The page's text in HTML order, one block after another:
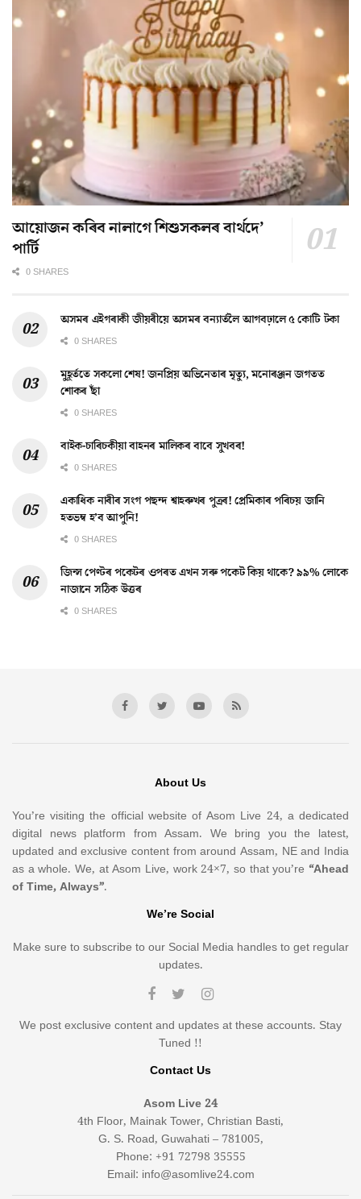
আয়োজন কৰিব নালাগে শিশুসকলৰ বাৰ্থদে’
পাৰ্টি
0 SHARES
অসমৰ এইগৰাকী জীয়ৰীয়ে অসমৰ বন্যাৰ্তলৈ আগবঢ়ালে ৫ কোটি টকা
0 SHARES
মুহূৰ্ততে সকলো শেষ! জনপ্ৰিয় অভিনেতাৰ মৃত্যু, মনোৰঞ্জন জগতত
শোকৰ ছাঁ
0 SHARES
বাইক-চাৰিচকীয়া বাহনৰ মালিকৰ বাবে সুখবৰ!
0 SHARES
একাধিক নাৰীৰ সংগ পছন্দ শ্বাহৰুখৰ পুত্ৰৰ! প্ৰেমিকাৰ পৰিচয় জানি
হতভম্ব হ’ব আপুনি!
0 SHARES
জিন্স পেণ্টৰ পকেটৰ ওপৰত এখন সৰু পকেট কিয় থাকে? ৯৯% লোকে
নাজানে সঠিক উত্তৰ
0 SHARES
About Us
You’re visiting the official website of Asom Live 24, a dedicated
digital news platform from Assam. We bring you the latest,
updated and exclusive content from around Assam, NE and India
as a whole. We, at Asom Live, work 24×7, so that you’re “Ahead
of Time, Always”.
We’re Social
Make sure to subscribe to our Social Media handles to get regular
updates.
We post exclusive content and updates at these accounts. Stay
Tuned !!
Contact Us
Asom Live 24
4th Floor, Mainak Tower, Christian Basti,
G. S. Road, Guwahati – 781005,
Phone: +91 72798 35555
Email: info@asomlive24.com